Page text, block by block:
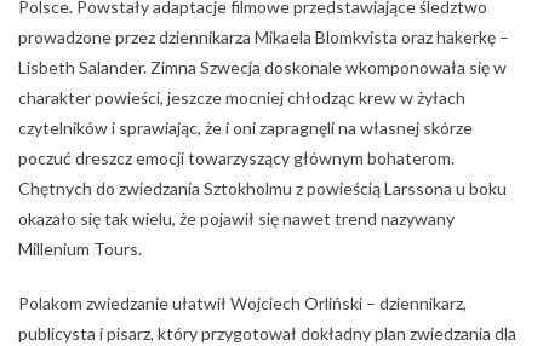
Polsce. Powstały adaptacje filmowe przedstawiające śledztwo
prowadzone przez dziennikarza Mikaela Blomkvista oraz hakerkę –
Lisbeth Salander. Zimna Szwecja doskonale wkomponowała się w
charakter powieści, jeszcze mocniej chłodząc krew w żyłach
czytelników i sprawiając, że i oni zapragnęli na własnej skórze
poczuć dreszcz emocji towarzyszący głównym bohaterom.
Chętnych do zwiedzania Sztokholmu z powieścią Larssona u boku
okazało się tak wielu, że pojawił się nawet trend nazywany
Millenium Tours.
Polakom zwiedzanie ułatwił Wojciech Orliński – dziennikarz,
publicysta i pisarz, który przygotował dokładny plan zwiedzania dla